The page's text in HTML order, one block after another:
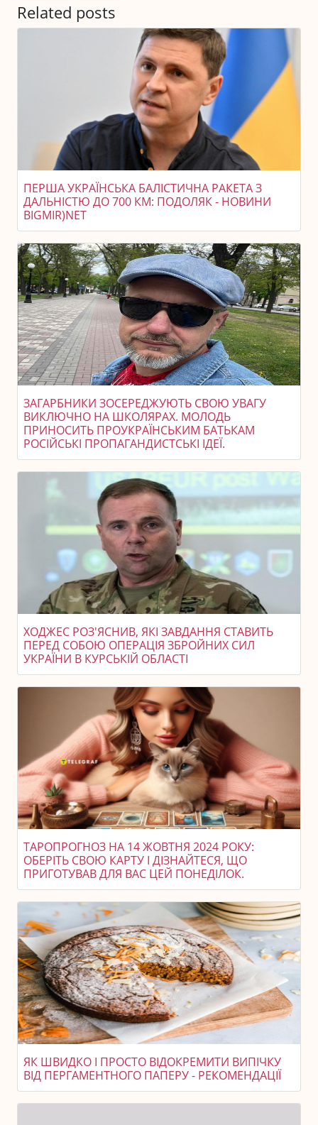
Related posts
ПЕРША УКРАЇНСЬКА БАЛІСТИЧНА РАКЕТА З
ДАЛЬНІСТЮ ДО 700 КМ: ПОДОЛЯК - НОВИНИ
BIGMIR)NET
ЗАГАРБНИКИ ЗОСЕРЕДЖУЮТЬ СВОЮ УВАГУ
ВИКЛЮЧНО НА ШКОЛЯРАХ. МОЛОДЬ
ПРИНОСИТЬ ПРОУКРАЇНСЬКИМ БАТЬКАМ
РОСІЙСЬКІ ПРОПАГАНДИСТСЬКІ ІДЕЇ.
ХОДЖЕС РОЗ'ЯСНИВ, ЯКІ ЗАВДАННЯ СТАВИТЬ
ПЕРЕД СОБОЮ ОПЕРАЦІЯ ЗБРОЙНИХ СИЛ
УКРАЇНИ В КУРСЬКІЙ ОБЛАСТІ
ТАРОПРОГНОЗ НА 14 ЖОВТНЯ 2024 РОКУ:
ОБЕРІТЬ СВОЮ КАРТУ І ДІЗНАЙТЕСЯ, ЩО
ПРИГОТУВАВ ДЛЯ ВАС ЦЕЙ ПОНЕДІЛОК.
ЯК ШВИДКО І ПРОСТО ВІДОКРЕМИТИ ВИПІЧКУ
ВІД ПЕРГАМЕНТНОГО ПАПЕРУ - РЕКОМЕНДАЦІЇ